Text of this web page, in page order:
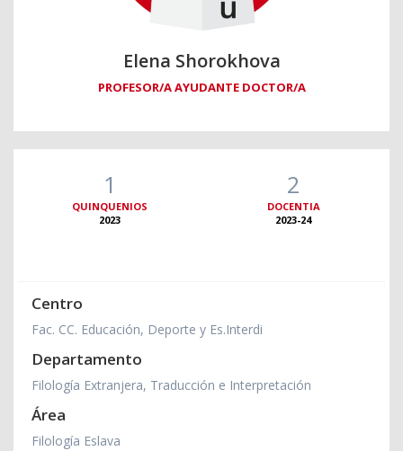
Elena Shorokhova
PROFESOR/A AYUDANTE DOCTOR/A
1
QUINQUENIOS
2023
2
DOCENTIA
2023-24
Centro
Fac. CC. Educación, Deporte y Es.Interdi
Departamento
Filología Extranjera, Traducción e Interpretación
Área
Filología Eslava